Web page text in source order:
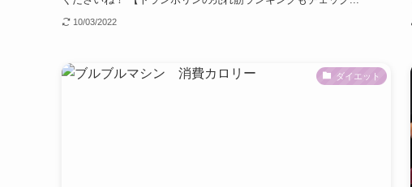
10/03/2022
ダイエット